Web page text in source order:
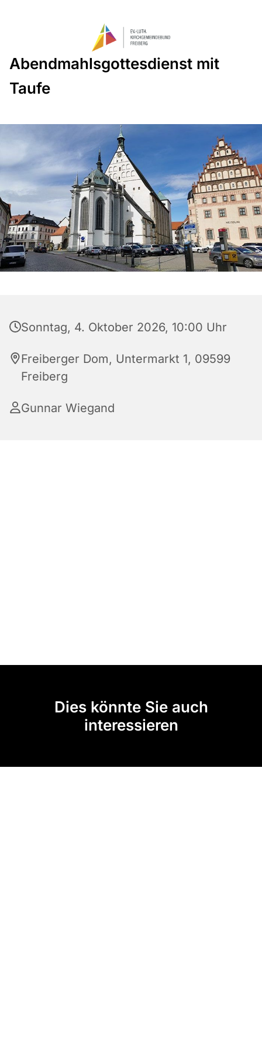
Abendmahlsgottesdienst mit
Taufe
Sonntag, 4. Oktober 2026, 10:00 Uhr
Freiberger Dom, Untermarkt 1, 09599
Freiberg
Gunnar Wiegand
Dies könnte Sie auch
interessieren